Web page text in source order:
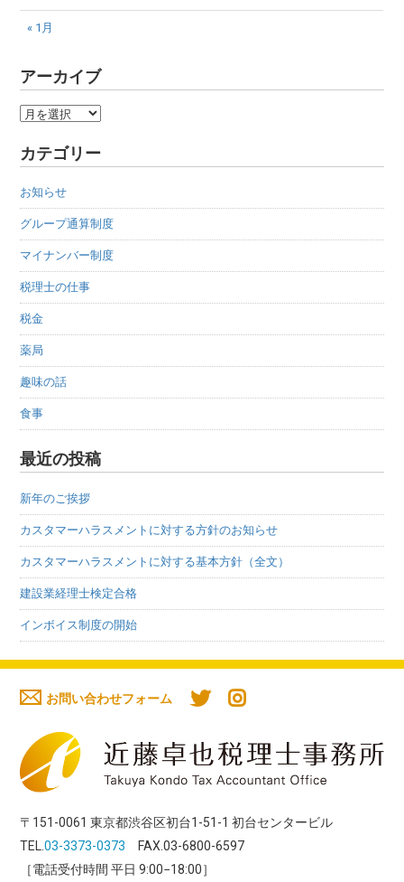
« 1月
アーカイブ
ア
カ
ブ
カテゴリー
お知らせ
グループ通算制度
マイナンバー制度
税理士の仕事
税金
薬局
趣味の話
食事
最近の投稿
新年のご挨拶
カスタマーハラスメントに対する方針のお知らせ
カスタマーハラスメントに対する基本方針（全文）
建設業経理士検定合格
インボイス制度の開始
お問い合わせフォーム
〒151-0061 東京都渋谷区初台1-51-1 初台センタービル
TEL.03-3373-0373 FAX.03-6800-6597
［電話受付時間 平日 9:00−18:00］